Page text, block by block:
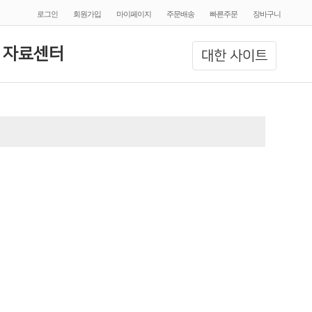
로그인 회원가입 마이페이지 주문배송 빠른주문 장바구니
대한 사이트
료센터